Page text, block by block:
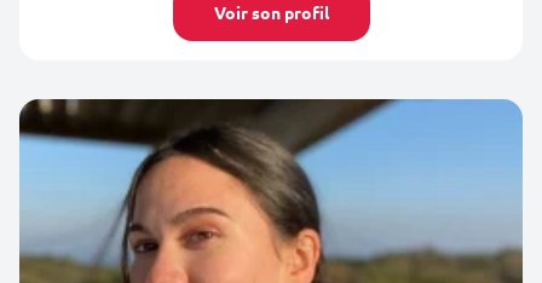
Voir son profil